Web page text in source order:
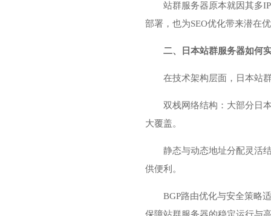
站群服务器原本就因其多
部署，也为SEO优化带来潜在
二、日本站群服务器如何
在技术架构层面，日本站
双栈网络结构：大部分日
大覆盖。
静态与动态地址分配灵活
供便利。
BGP路由优化与安全策略